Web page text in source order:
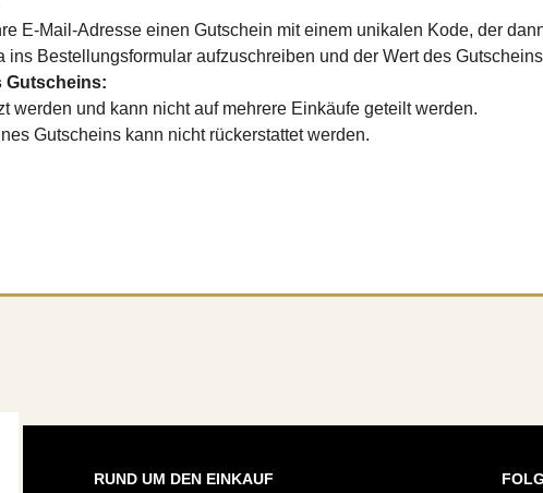
E-Mail-Adresse einen Gutschein mit einem unikalen Kode, der
ins Bestellungsformular aufzuschreiben und der Wert des
Gutscheins:
werden und kann nicht auf mehrere Einkäufe geteilt werden.
Gutscheins kann nicht rückerstattet werden.
RUND UM DEN EINKAUF